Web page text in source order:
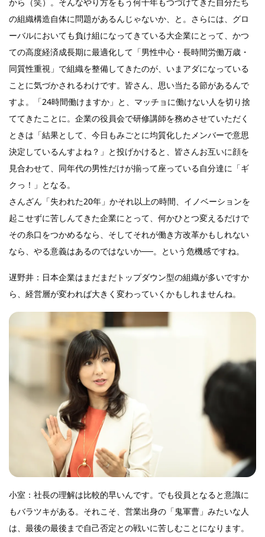
の組織構造自体に問題があるんじゃないか、と。さらには、グロ
ーバルにおいても負け組になってきている大企業にとって、かつ
ての高度経済成長期に最適化して「男性中心・長時間労働万歳・
同質性重視」で組織を整備してきたのが、いまアダになっている
ことに気づかされるわけです。皆さん、思い当たる節があるんで
すよ。「24時間働けますか」と、マッチョに働けない人を切り捨
ててきたことに。企業の役員会で研修講師を務めさせていただく
ときは「結果として、今日もみごとに均質化したメンバーで意思
決定しているんすよね？」と投げかけると、皆さんお互いに顔を
見合わせて、同年代の男性だけが揃って座っている自分達に「ギ
クっ！」となる。
さんざん「失われた20年」かそれ以上の時間、イノベーションを
起こせずに苦しんてきた企業にとって、何かひとつ変えるだけで
その糸口をつかめるなら、そしてそれが働き方改革かもしれない
なら、やる意義はあるのではないか──。という危機感ですね。
遅野井：日本企業はまだまだトップダウン型の組織が多いですか
ら、経営層が変われば大きく変わっていくかもしれませんね。
小室：社長の理解は比較的早いんです。でも役員となると意識に
もバラツキがある。それこそ、営業出身の「鬼軍曹」みたいな人
は、最後の最後まで自己否定との戦いに苦しむことになります。